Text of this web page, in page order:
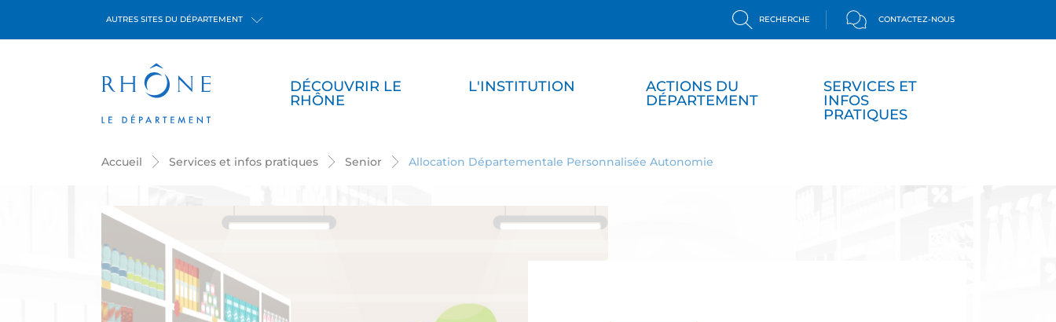
AUTRES SITES DU DÉPARTEMENT RECHERCHE CONTACTEZ-NOUS
DÉCOUVRIR LE
RHÔNE
L'INSTITUTION
ACTIONS DU
DÉPARTEMENT
SERVICES ET
INFOS
PRATIQUES
Accueil Services et infos pratiques Senior Allocation Départementale Personnalisée Autonomie